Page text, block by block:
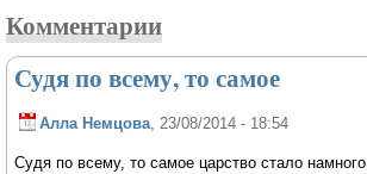
Комментарии
Судя по всему, то самое
Алла Немцова, 23/08/2014 - 18:54
Судя по всему, то самое царство стало намного